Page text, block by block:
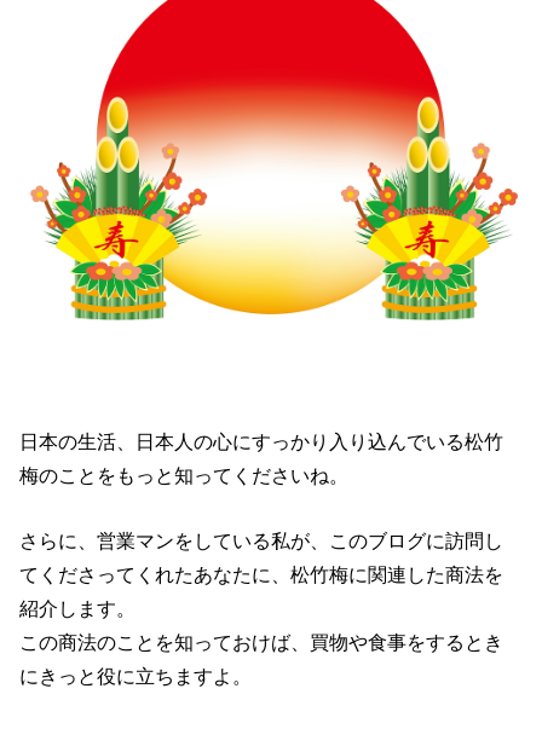
日本の生活、日本人の心にすっかり入り込んでいる松竹
梅のことをもっと知ってくださいね。
さらに、営業マンをしている私が、このブログに訪問し
てくださってくれたあなたに、松竹梅に関連した商法を
紹介します。
この商法のことを知っておけば、買物や食事をするとき
にきっと役に立ちますよ。